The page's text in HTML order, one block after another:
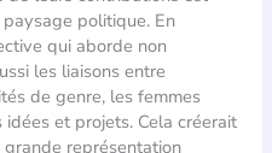
politique. En
qui aborde non
les liaisons entre
de genre, les femmes
et projets. Cela créerait
représentation